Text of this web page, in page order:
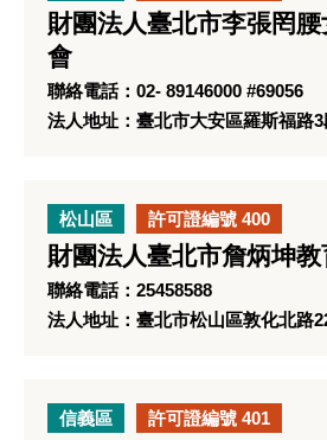
財團法人臺北市李張罔
會
聯絡電話：02- 89146000 #69056
法人地址：臺北市大安區羅斯福路
松山區 許可證編號 400
財團法人臺北市詹炳坤
聯絡電話：25458588
法人地址：臺北市松山區敦化北路
信義區 許可證編號 401